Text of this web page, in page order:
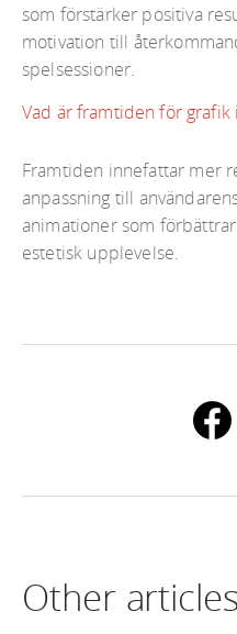
som förstärker positiva
motivation till
spelsessioner.
Vad är framtiden för grafik
Framtiden innefattar mer
anpassning till
animationer som
estetisk upplevelse.
Other articles